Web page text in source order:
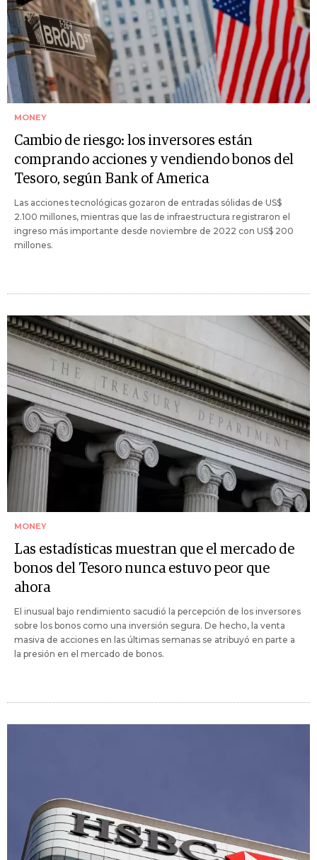
MONEY
Cambio de riesgo: los inversores están
comprando acciones y vendiendo bonos del
Tesoro, según Bank of America
Las acciones tecnológicas gozaron de entradas sólidas de US$
2.100 millones, mientras que las de infraestructura registraron el
ingreso más importante desde noviembre de 2022 con US$ 200
millones.
MONEY
Las estadísticas muestran que el mercado de
bonos del Tesoro nunca estuvo peor que
ahora
El inusual bajo rendimiento sacudió la percepción de los inversores
sobre los bonos como una inversión segura. De hecho, la venta
masiva de acciones en las últimas semanas se atribuyó en parte a
la presión en el mercado de bonos.